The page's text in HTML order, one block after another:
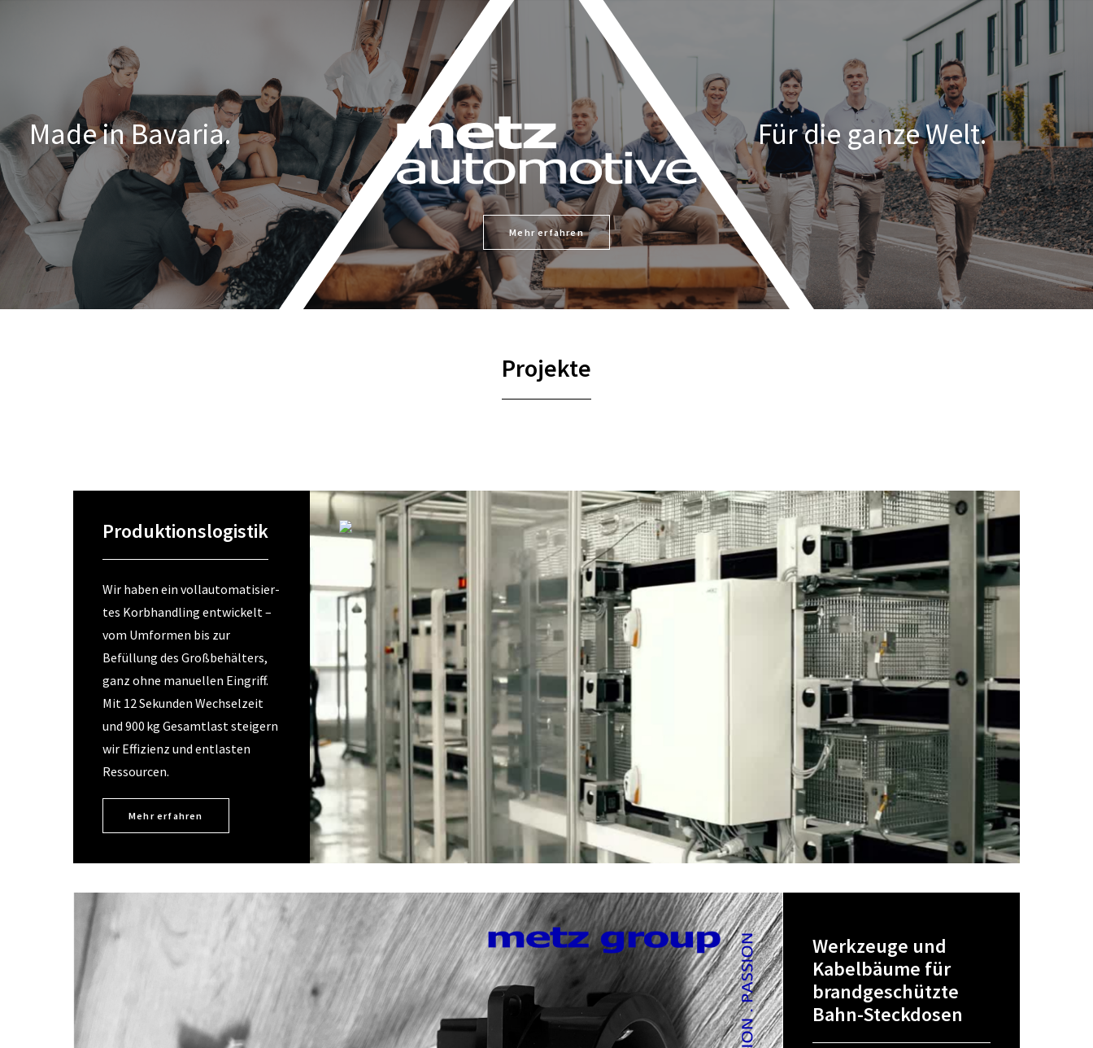
Made in Bavaria.
Mehr erfahren
Für die ganze Welt.
Projekte
Produktionslogistik
Wir haben ein vollautomatisier-
tes Korbhandling entwickelt –
vom Umformen bis zur
Befüllung des Großbehälters,
ganz ohne manuellen Eingriff.
Mit 12 Sekunden Wechselzeit
und 900 kg Gesamtlast steigern
wir Effizienz und entlasten
Ressourcen.
Mehr erfahren
Werkzeuge und
Kabelbäume für
brandgeschützte
Bahn-Steckdosen